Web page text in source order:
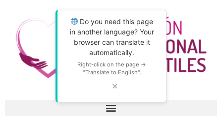
Do you need this page
in another language? Your
browser can translate it
automatically.
Right-click on the page →
"Translate to English".
✕